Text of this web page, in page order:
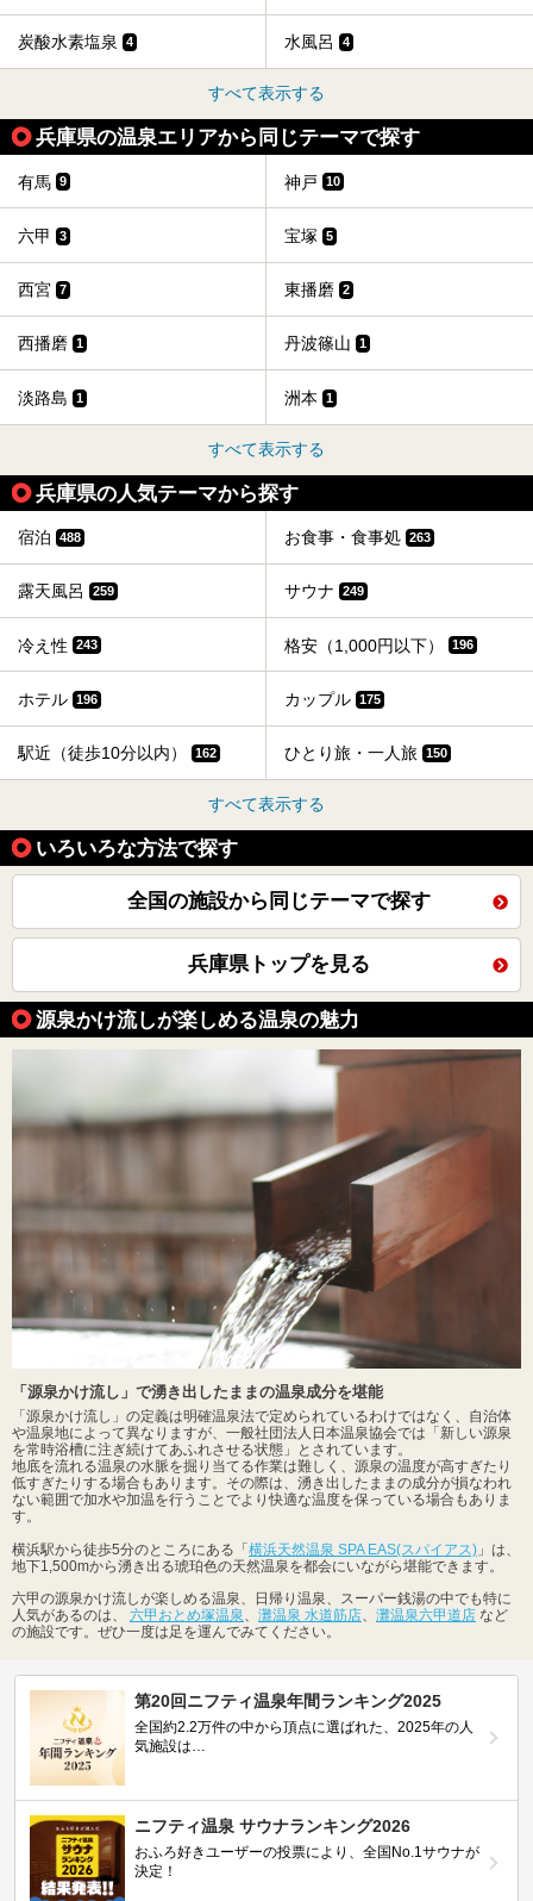
炭酸水素塩泉 4 水風呂 4
すべて表示する
兵庫県の温泉エリアから同じテーマで探す
有馬 9 神戸 10
六甲 3 宝塚 5
西宮 7 東播磨 2
西播磨 1 丹波篠山 1
淡路島 1 洲本 1
すべて表示する
兵庫県の人気テーマから探す
宿泊 488 お食事・食事処 263
露天風呂 259 サウナ 249
冷え性 243 格安（1,000円以下） 196
ホテル 196 カップル 175
駅近（徒歩10分以内） 162 ひとり旅・一人旅 150
すべて表示する
いろいろな方法で探す
全国の施設から同じテーマで探す
兵庫県トップを見る
源泉かけ流しが楽しめる温泉の魅力
「源泉かけ流し」で湧き出したままの温泉成分を堪能
「源泉かけ流し」の定義は明確温泉法で定められているわけではなく、自治体
や温泉地によって異なりますが、一般社団法人日本温泉協会では「新しい源泉
を常時浴槽に注ぎ続けてあふれさせる状態」とされています。
地底を流れる温泉の水脈を掘り当てる作業は難しく、源泉の温度が高すぎたり
低すぎたりする場合もあります。その際は、湧き出したままの成分が損なわれ
ない範囲で加水や加温を行うことでより快適な温度を保っている場合もありま
す。
横浜駅から徒歩5分のところにある「横浜天然温泉 SPA EAS(スパイアス) 」は、
地下1,500mから湧き出る琥珀色の天然温泉を都会にいながら堪能できます。
六甲の源泉かけ流しが楽しめる温泉、日帰り温泉、スーパー銭湯の中でも特に
人気があるのは、 六甲おとめ塚温泉 灘温泉 水道筋店 灘温泉六甲道店 など
の施設です。ぜひ一度は足を運んでみてください。
第20回ニフティ温泉年間ランキング2025
全国約2.2万件の中から頂点に選ばれた、2025年の人
気施設は…
ニフティ温泉 サウナランキング2026
おふろ好きユーザーの投票により、全国No.1サウナが
決定！